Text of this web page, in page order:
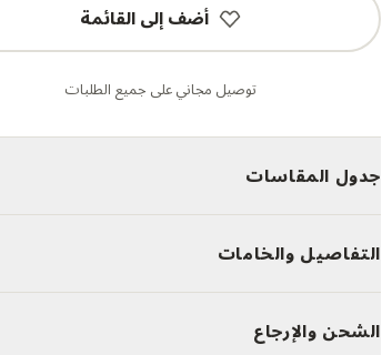
أضف إلى القائمة
توصيل مجاني على جميع الطلبات
جدول المقاسات
التفاصيل والخامات
الشحن والإرجاع